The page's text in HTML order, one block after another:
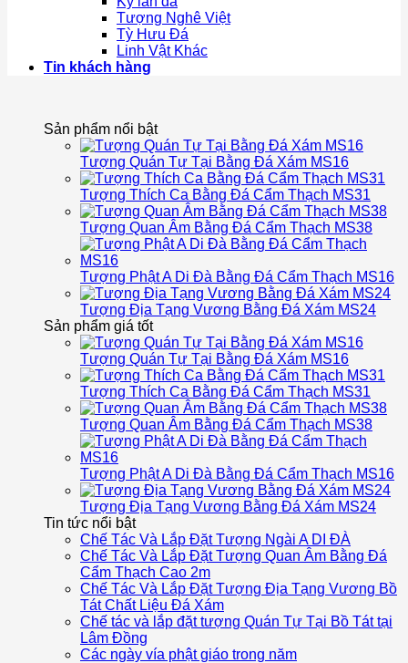
Tượng Nghê Việt
Tỳ Hưu Đá
Linh Vật Khác
Tin khách hàng
Sản phẩm nổi bật
Tượng Quán Tự Tại Bằng Đá Xám MS16
Tượng Thích Ca Bằng Đá Cẩm Thạch MS31
Tượng Quan Âm Bằng Đá Cẩm Thạch MS38
Tượng Phật A Di Đà Bằng Đá Cẩm Thạch MS16
Tượng Địa Tạng Vương Bằng Đá Xám MS24
Sản phẩm giá tốt
Tượng Quán Tự Tại Bằng Đá Xám MS16
Tượng Thích Ca Bằng Đá Cẩm Thạch MS31
Tượng Quan Âm Bằng Đá Cẩm Thạch MS38
Tượng Phật A Di Đà Bằng Đá Cẩm Thạch MS16
Tượng Địa Tạng Vương Bằng Đá Xám MS24
Tin tức nổi bật
Chế Tác Và Lắp Đặt Tượng Ngài A DI ĐÀ
Chế Tác Và Lắp Đặt Tượng Quan Âm Bằng Đá
Cẩm Thạch Cao 2m
Chế Tác Và Lắp Đặt Tượng Địa Tạng Vương Bồ
Tát Chất Liệu Đá Xám
Chế tác và lắp đặt tượng Quán Tự Tại Bồ Tát tại
Lâm Đồng
Các ngày vía phật giáo trong năm